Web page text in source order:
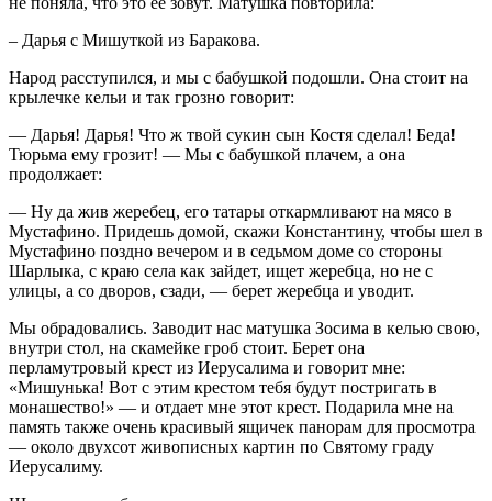
– Дарья с Мишуткой из Баракова.
Народ расступился, и мы с бабушкой подошли. Она стоит на
крылечке кельи и так грозно говорит:
— Дарья! Дарья! Что ж твой сукин сын Костя сделал! Беда!
Тюрьма ему грозит! — Мы с бабушкой плачем, а она
продолжает:
— Ну да жив жеребец, его татары откармливают на мясо в
Мустафино. Придешь домой, скажи Константину, чтобы шел в
Мустафино поздно вечером и в седьмом доме со стороны
Шарлыка, с краю села как зайдет, ищет жеребца, но не с
улицы, а со дворов, сзади, — берет жеребца и уводит.
Мы обрадовались. Заводит нас матушка Зосима в келью свою,
внутри стол, на скамейке гроб стоит. Берет она
перламутровый крест из Иерусалима и говорит мне:
«Мишунька! Вот с этим крестом тебя будут постригать в
монашество!» — и отдает мне этот крест. Подарила мне на
память также очень красивый ящичек панорам для просмотра
— около двухсот живописных картин по Святому граду
Иерусалиму.